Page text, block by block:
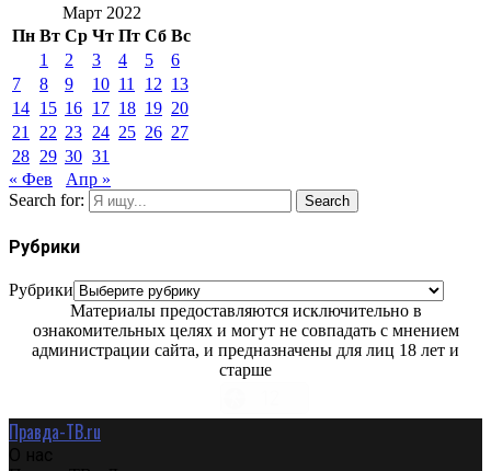
Март 2022
Пн Вт Ср Чт Пт Сб Вс
1
2 3 4 5
6
7
8 9 10 11 12 13
14 15 16 17 18 19 20
21
22 23 24 25 26 27
28 29 30 31
« Фев
Апр »
Search for:
Search
Рубрики
Рубрики
Материалы предоставляются исключительно в
ознакомительных целях и могут не совпадать с мнением
администрации сайта, и предназначены для лиц 18 лет и
старше
Правда-ТВ.ru
О нас